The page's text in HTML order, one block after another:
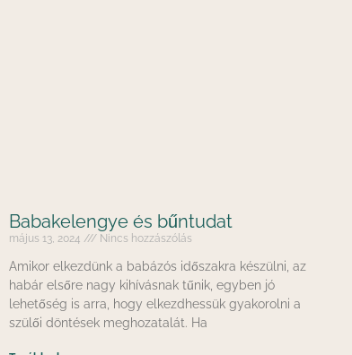
Babakelengye és bűntudat
május 13, 2024 Nincs hozzászólás
Amikor elkezdünk a babázós időszakra készülni, az
habár elsőre nagy kihívásnak tűnik, egyben jó
lehetőség is arra, hogy elkezdhessük gyakorolni a
szülői döntések meghozatalát. Ha